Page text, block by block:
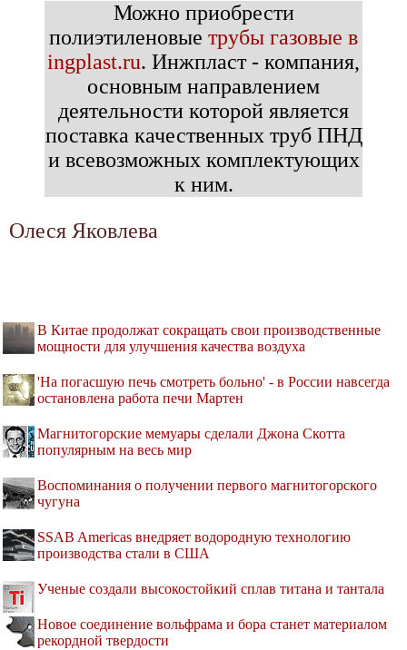
Можно приобрести
полиэтиленовые трубы газовые в
ingplast.ru. Инжпласт - компания,
основным направлением
деятельности которой является
поставка качественных труб ПНД
и всевозможных комплектующих
к ним.
Олеся Яковлева
В Китае продолжат сокращать свои производственные
мощности для улучшения качества воздуха
'На погасшую печь смотреть больно' - в России навсегда
остановлена работа печи Мартен
Магнитогорские мемуары сделали Джона Скотта
популярным на весь мир
Воспоминания о получении первого магнитогорского
чугуна
SSAB Americas внедряет водородную технологию
производства стали в США
Ученые создали высокостойкий сплав титана и тантала
Новое соединение вольфрама и бора станет материалом
рекордной твердости